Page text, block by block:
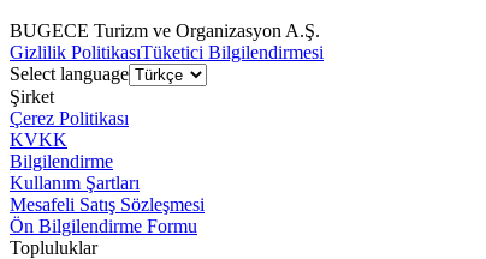
BUGECE Turizm ve Organizasyon A.Ş.
Gizlilik PolitikasıTüketici Bilgilendirmesi
Select language
Şirket
Çerez Politikası
KVKK
Bilgilendirme
Kullanım Şartları
Mesafeli Satış Sözleşmesi
Ön Bilgilendirme Formu
Topluluklar